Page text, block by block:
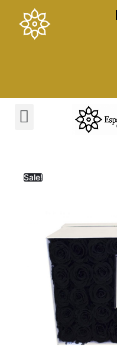
Sale!